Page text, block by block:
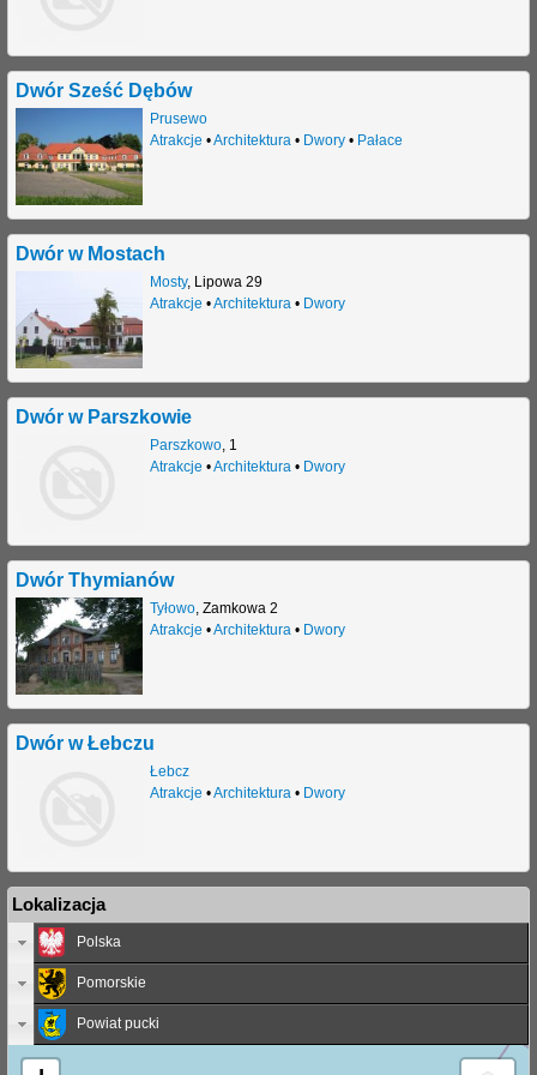
Dwór Sześć Dębów
Prusewo
Atrakcje •Architektura • Dwory• Pałace
Dwór w Mostach
Mosty, Lipowa 29
Atrakcje •Architektura • Dwory
Dwór w Parszkowie
Parszkowo, 1
Atrakcje •Architektura • Dwory
Dwór Thymianów
Tyłowo, Zamkowa 2
Atrakcje •Architektura • Dwory
Dwór w Łebczu
Łebcz
Atrakcje •Architektura • Dwory
Lokalizacja
Polska
Pomorskie
Powiat pucki